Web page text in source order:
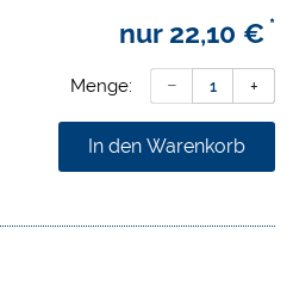
nur 22,10 € *
Menge:
In den Warenkorb